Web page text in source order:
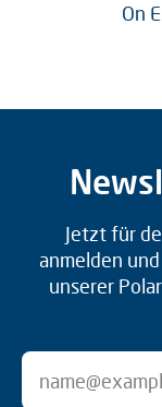
On
Jetzt für
anmelden
unserer